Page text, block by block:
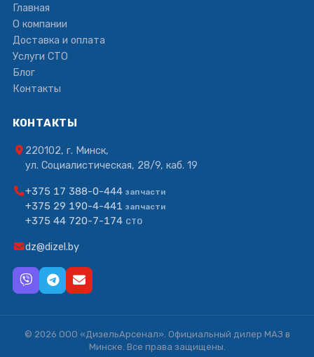
Главная
О компании
Доставка и оплата
Услуги СТО
Блог
Контакты
КОНТАКТЫ
220102, г. Минск,
ул. Социалистическая, 28/9, каб. 19
+375 17 388-0-444 запчасти
+375 29 190-4-441 запчасти
+375 44 720-7-174 СТО
dz@dizel.by
© 2026 ООО «ДизельАрсенал». Официальный дилер МАЗ в
Минске. Все права защищены.